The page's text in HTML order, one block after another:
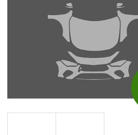
Doporučujeme